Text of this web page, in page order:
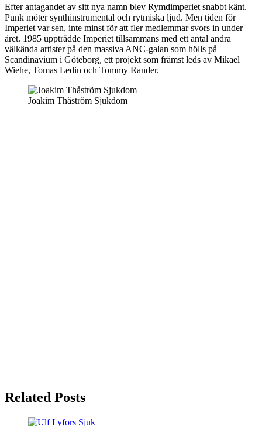
Efter antagandet av sitt nya namn blev Rymdimperiet snabbt känt.
Punk möter synthinstrumental och rytmiska ljud. Men tiden för
Imperiet var sen, inte minst för att fler medlemmar svors in under
året. 1985 uppträdde Imperiet tillsammans med ett antal andra
välkända artister på den massiva ANC-galan som hölls på
Scandinavium i Göteborg, ett projekt som främst leds av Mikael
Wiehe, Tomas Ledin och Tommy Rander.
Joakim Thåström Sjukdom
Related Posts